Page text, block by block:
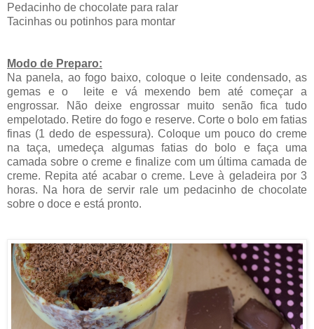
Pedacinho de chocolate para ralar
Tacinhas ou potinhos para montar
Modo de Preparo:
Na panela, ao fogo baixo, coloque o leite condensado, as
gemas e o leite e vá mexendo bem até começar a
engrossar. Não deixe engrossar muito senão fica tudo
empelotado. Retire do fogo e reserve. Corte o bolo em fatias
finas (1 dedo de espessura). Coloque um pouco do creme
na taça, umedeça algumas fatias do bolo e faça uma
camada sobre o creme e finalize com um última camada de
creme. Repita até acabar o creme. Leve à geladeira por 3
horas. Na hora de servir rale um pedacinho de chocolate
sobre o doce e está pronto.